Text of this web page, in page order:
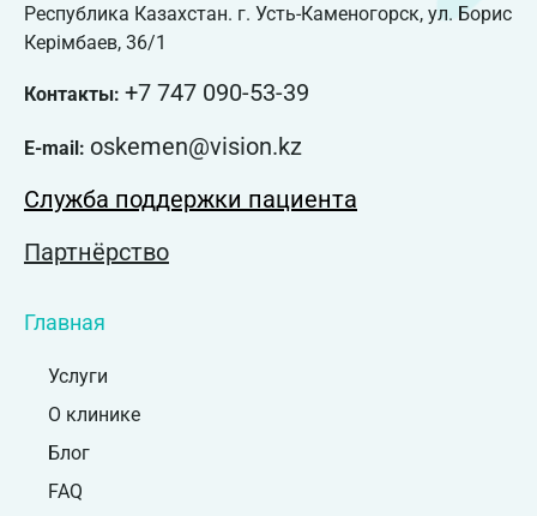
Республика Казахстан. г. Усть-Каменогорск, ул. Борис
Керімбаев, 36/1
Контакты: +7 747 090-53-39
E-mail: oskemen@vision.kz
Служба поддержки пациента
Партнёрство
Главная
Услуги
О клинике
Блог
FAQ